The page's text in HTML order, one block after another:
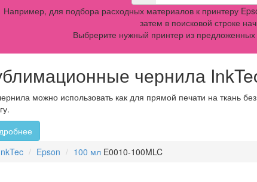
Например, для подбора расходных материалов к принтеру
затем в поисковой строке
Выбрерите нужный принтер из
чернила
можно использовать как для прямой печати на ткань
Epson 100 мл E0010-100MLC